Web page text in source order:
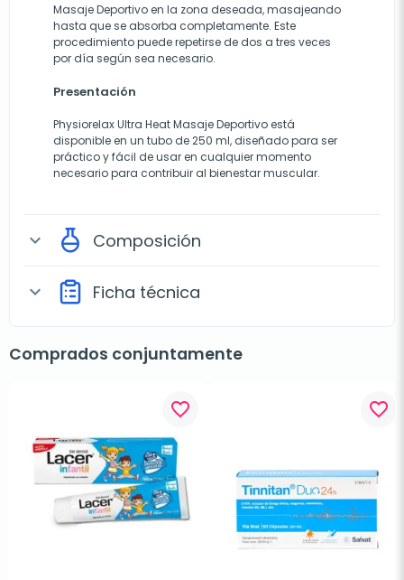
Masaje Deportivo en la zona deseada, masajeando
hasta que se absorba completamente. Este
procedimiento puede repetirse de dos a tres veces
por día según sea necesario.
Presentación
Physiorelax Ultra Heat Masaje Deportivo está
disponible en un tubo de 250 ml, diseñado para ser
práctico y fácil de usar en cualquier momento
necesario para contribuir al bienestar muscular.
expand_more Composición
expand_more Ficha técnica
Comprados conjuntamente
favorite_border favorite_border